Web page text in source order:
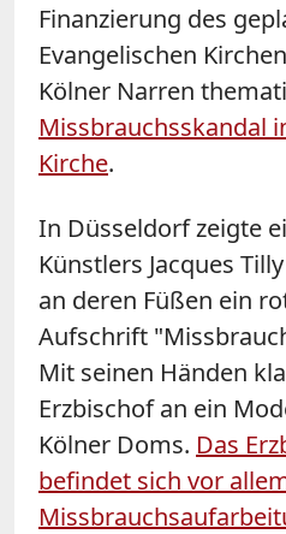
Finanzierung des
Evangelischen
Kölner Narren
Missbrauchsskandal
Kirche.
In Düsseldorf zeigte
Künstlers Jacques
an deren Füßen ein
Aufschrift
Mit seinen Händen
Erzbischof an ein
Kölner Doms. Das
befindet sich vor